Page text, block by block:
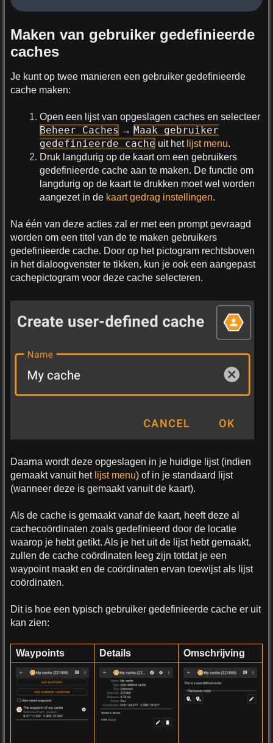
Maken van gebruiker gedefinieerde
caches
Je kunt op twee manieren een gebruiker gedefinieerde
cache maken:
Open een lijst van opgeslagen caches en selecteer
Beheer Caches → Maak gebruiker
gedefinieerde cache uit het lijst menu.
Druk langdurig op de kaart om een gebruikers
gedefinieerde cache aan te maken. De functie om
langdurig op de kaart te drukken moet wel worden
aangezet in de kaart gedrag instellingen.
Na één van deze acties zal er met een prompt gevraagd
worden om een titel van de te maken gebruikers
gedefinieerde cache. Door op het pictogram rechtsboven
in het dialoogvenster te tikken, kun je ook een aangepast
cachepictogram voor deze cache selecteren.
Daarna wordt deze opgeslagen in je huidige lijst (indien
gemaakt vanuit het lijst menu) of in je standaard lijst
(wanneer deze is gemaakt vanuit de kaart).
Als de cache is gemaakt vanaf de kaart, heeft deze al
cachecoördinaten zoals gedefinieerd door de locatie
waarop je hebt getikt. Als je het uit de lijst hebt gemaakt,
zullen de cache coördinaten leeg zijn totdat je een
waypoint maakt en de coördinaten ervan toewijst als lijst
coördinaten.
Dit is hoe een typisch gebruiker gedefinieerde cache er uit
kan zien:
Waypoints Details Omschrijving